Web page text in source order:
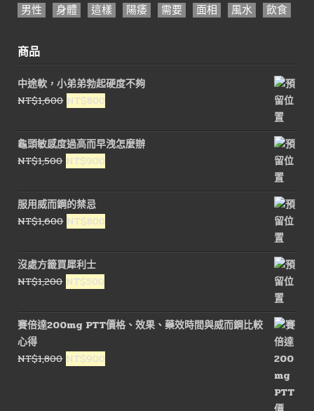
男性
身體 這樣 陽痿 需要 面相 風水 飲食
商品
中途軟，小弟弟勃起硬度不夠
NT$1,600 原
價
格：
NT$1,600。
NT$800
價
格：
NT$800。
龜頭敏感度過高而早洩怎麼辦
NT$1,500 原
價
格：
NT$1,500。
NT$900
價
格：
NT$900。
服用威而鋼的禁忌
NT$1,600 原
價
格：
NT$1,600。
NT$800
價
沒處方籤買犀利士
NT$1,200 原
價
格：
NT$1,200。
NT$500
價
格：
NT$500。
賽倍達200mg PTT價格、效果、藥效時間與威而鋼比較
心得
NT$1,800 原
NT$900